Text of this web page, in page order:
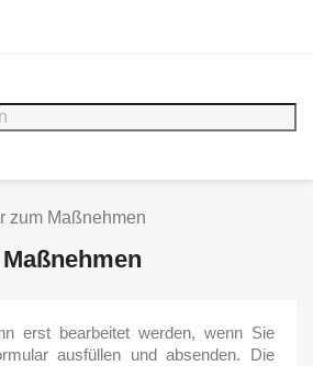
zum Maßnehmen
erst bearbeitet werden, wenn Sie
ausfüllen und absenden. Die